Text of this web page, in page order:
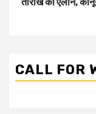
CALL FOR